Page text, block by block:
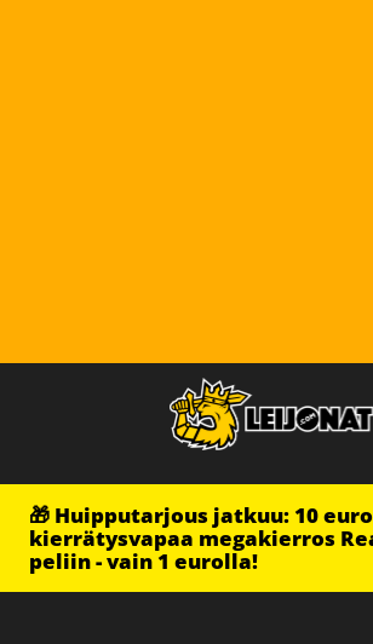
🎁 Huipputarjous jatkuu: 10
kierrätysvapaa megakierros
peliin - vain 1 eurolla!